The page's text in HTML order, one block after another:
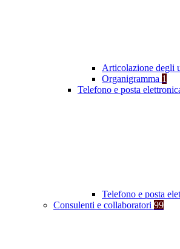
Articolazione degli
Organigramma 1
Telefono e posta
Telefono e posta
Consulenti e collaboratori 99